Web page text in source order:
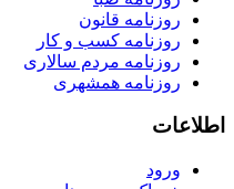
روزنامه قانون
روزنامه كسب و كار
روزنامه مردم سالاری
روزنامه همشهری
اطلاعات
ورود